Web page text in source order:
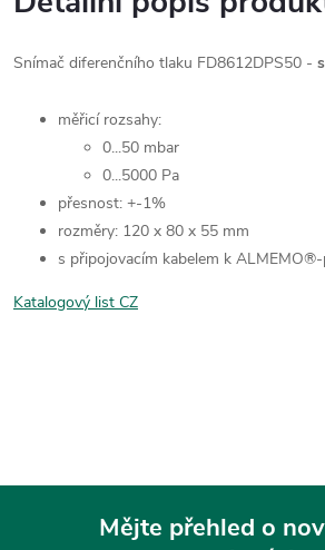
Snímač diferenčního tlaku FD8612DPS50 -
měřicí rozsahy:
0...50 mbar
0...5000
přesnost: +-1%
rozměry: 120 x 80 x 55 mm
s připojovacím kabelem k
Katalogový list CZ
Mějte přehled o